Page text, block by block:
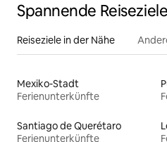
Spannende Reiseziele
Reiseziele in der Nähe
Mexiko-Stadt
Ferienunterkünfte
Santiago de Querétaro
Ferienunterkünfte